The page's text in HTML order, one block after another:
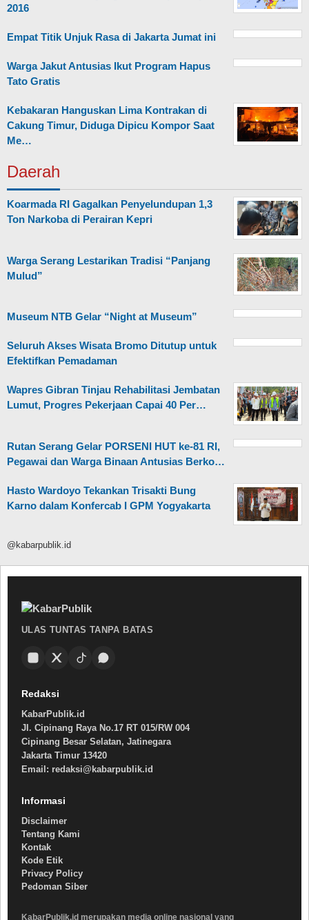
2016
Empat Titik Unjuk Rasa di Jakarta Jumat ini
Warga Jakut Antusias Ikut Program Hapus
Tato Gratis
Kebakaran Hanguskan Lima Kontrakan di
Cakung Timur, Diduga Dipicu Kompor Saat
Me…
Daerah
Koarmada RI Gagalkan Penyelundupan 1,3
Ton Narkoba di Perairan Kepri
Warga Serang Lestarikan Tradisi “Panjang
Mulud”
Museum NTB Gelar “Night at Museum”
Seluruh Akses Wisata Bromo Ditutup untuk
Efektifkan Pemadaman
Wapres Gibran Tinjau Rehabilitasi Jembatan
Lumut, Progres Pekerjaan Capai 40 Per…
Rutan Serang Gelar PORSENI HUT ke-81 RI,
Pegawai dan Warga Binaan Antusias Berko…
Hasto Wardoyo Tekankan Trisakti Bung
Karno dalam Konfercab I GPM Yogyakarta
@kabarpublik.id
ULAS TUNTAS TANPA BATAS
Redaksi
KabarPublik.id
Jl. Cipinang Raya No.17 RT 015/RW 004
Cipinang Besar Selatan, Jatinegara
Jakarta Timur 13420
Email: redaksi@kabarpublik.id
Informasi
Disclaimer
Tentang Kami
Kontak
Kode Etik
Privacy Policy
Pedoman Siber
KabarPublik.id merupakan media online nasional yang